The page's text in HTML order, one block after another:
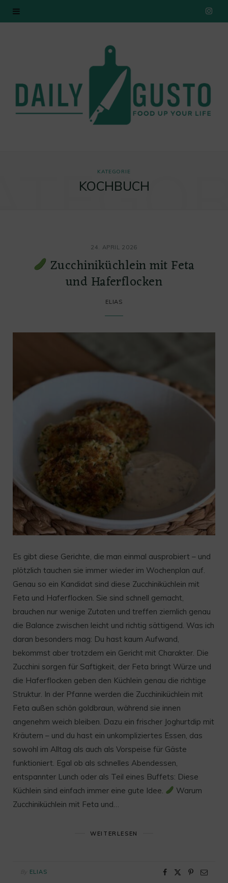
I
KATEGORIE
KOCHBUCH
24. APRIL 2026
Zucchiniküchlein mit Feta
und Haferflocken
ELIAS
Es gibt diese Gerichte, die man einmal ausprobiert – und
plötzlich tauchen sie immer wieder im Wochenplan auf.
Genau so ein Kandidat sind diese Zucchiniküchlein mit
Feta und Haferflocken. Sie sind schnell gemacht,
brauchen nur wenige Zutaten und treffen ziemlich genau
die Balance zwischen leicht und richtig sättigend. Was ich
daran besonders mag: Du hast kaum Aufwand,
bekommst aber trotzdem ein Gericht mit Charakter. Die
Zucchini sorgen für Saftigkeit, der Feta bringt Würze und
die Haferflocken geben den Küchlein genau die richtige
Struktur. In der Pfanne werden die Zucchiniküchlein mit
Feta außen schön goldbraun, während sie innen
angenehm weich bleiben. Dazu ein frischer Joghurtdip mit
Kräutern – und du hast ein unkompliziertes Essen, das
sowohl im Alltag als auch als Vorspeise für Gäste
funktioniert. Egal ob als schnelles Abendessen,
entspannter Lunch oder als Teil eines Buffets: Diese
Küchlein sind einfach immer eine gute Idee.
Warum
Zucchiniküchlein mit Feta und…
WEITERLESEN
ELIAS